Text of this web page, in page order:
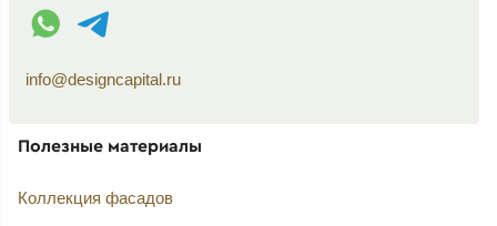
WhatsApp контакт
Telegram контакт
info@designcapital.ru
Полезные материалы
Коллекция фасадов